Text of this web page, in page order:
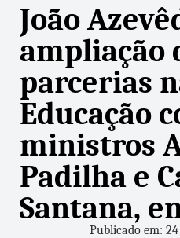
João
ampliação
parcerias
Educação
ministros
Padilha e
Santana,
Publicado em: